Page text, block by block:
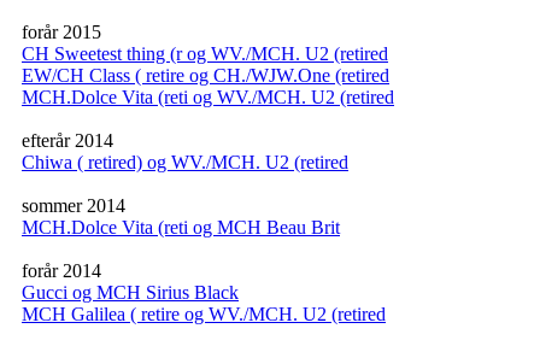
forår 2015
CH Sweetest thing (r og WV./MCH. U2 (retired
EW/CH Class ( retire og CH./WJW.One (retired
MCH.Dolce Vita (reti og WV./MCH. U2 (retired
efterår 2014
Chiwa ( retired) og WV./MCH. U2 (retired
sommer 2014
MCH.Dolce Vita (reti og MCH Beau Brit
forår 2014
Gucci og MCH Sirius Black
MCH Galilea ( retire og WV./MCH. U2 (retired